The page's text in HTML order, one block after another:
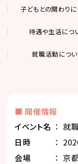
子どもとの関わりに
待遇や生活につ
就職活動につ
■ 開催情報
イベント名
就
⽇時
会場
京